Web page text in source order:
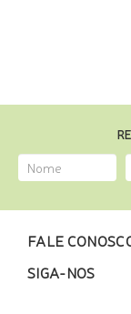
FALE
SIGA-NOS